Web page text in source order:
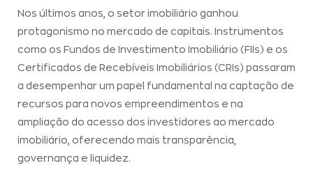
Nos últimos anos, o setor imobiliário ganhou
protagonismo no mercado de capitais. Instrumentos
como os Fundos de Investimento Imobiliário (FIIs) e os
Certificados de Recebíveis Imobiliários (CRIs) passaram
a desempenhar um papel fundamental na captação de
recursos para novos empreendimentos e na
ampliação do acesso dos investidores ao mercado
imobiliário, oferecendo mais transparência,
governança e liquidez.